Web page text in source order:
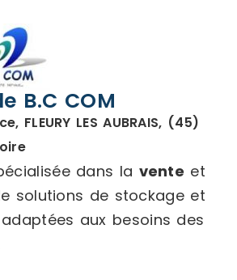
B.C COM
FLEURY LES AUBRAIS, (45)
dans la vente et
solutions de stockage et
aux besoins des